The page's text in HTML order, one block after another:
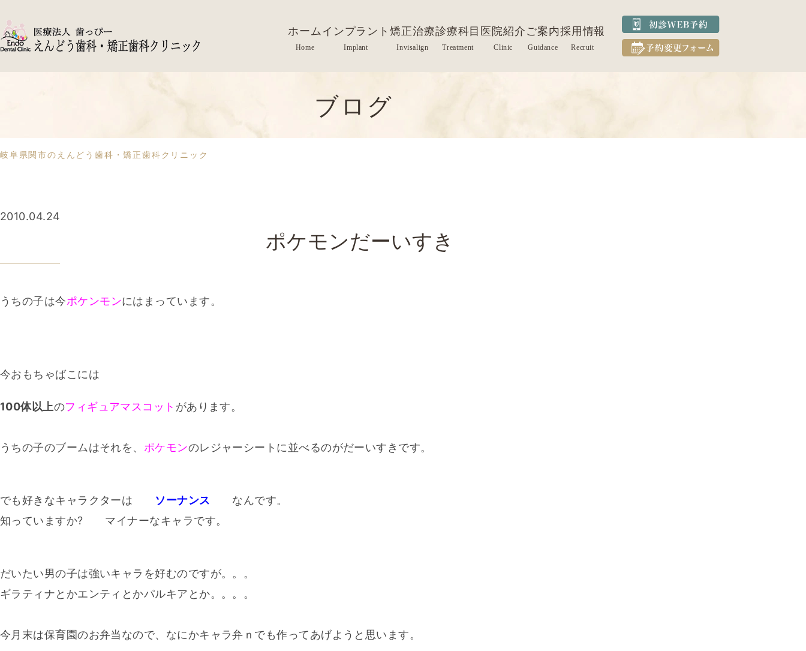
ホーム インプラント矯正治療診療科目 医院紹介 ご案内採用情報
ブログ
岐阜県関市のえんどう歯科・矯正歯科クリニック
ポケモンだーいすき
2010.04.24
うちの子は今ポケンモンにはまっています。
今おもちゃばこには
100体以上のフィギュアマスコット があります。
うちの子のブームはそれを、 ポケモンのレジャーシートに並べるのがだーいすきです。
でも好きなキャラクターは ソーナンス なんです。
知っていますか? マイナーなキャラです。
だいたい男の子は強いキャラを好むのですが。。。
ギラティナとかエンティとかパルキアとか。。。。
今月末は保育園のお弁当なので、なにかキャラ弁ｎでも作ってあげようと思います。